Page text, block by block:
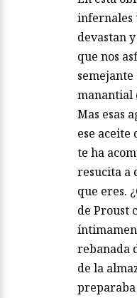
infernales
devastan
que nos
manantial
Mas esas
ese aceite
te ha
resucita a
que eres.
de Proust
rebanada
de la